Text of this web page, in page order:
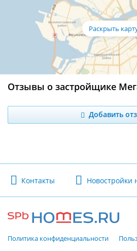
Отзывы о застройщике
Добавить
Контакты Новостройки
Политика конфиденциальности